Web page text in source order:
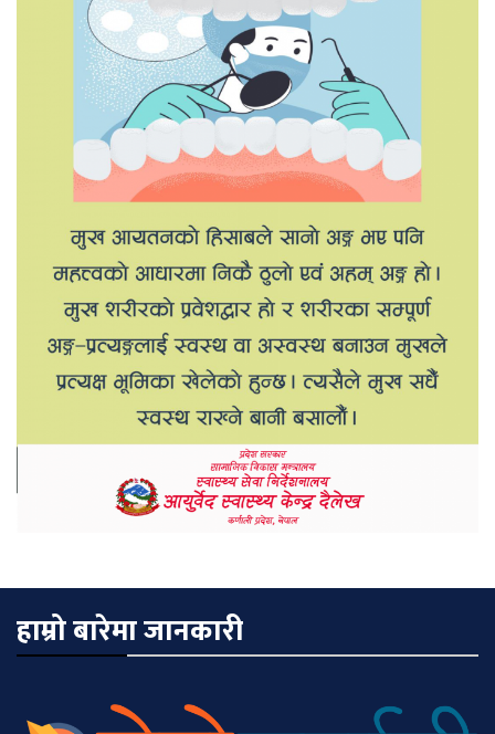
हाम्रो बारेमा जानकारी